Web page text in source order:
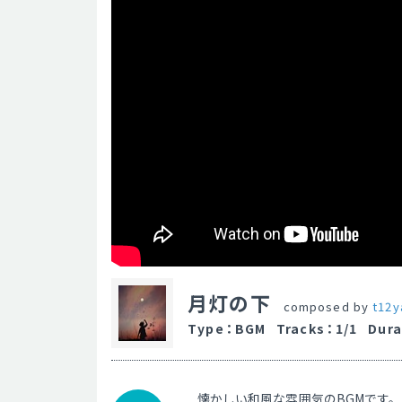
月灯の下 composed by
Type ： BGM Tracks ： 1/1
懐かしい和風な雰囲気のBGMです。